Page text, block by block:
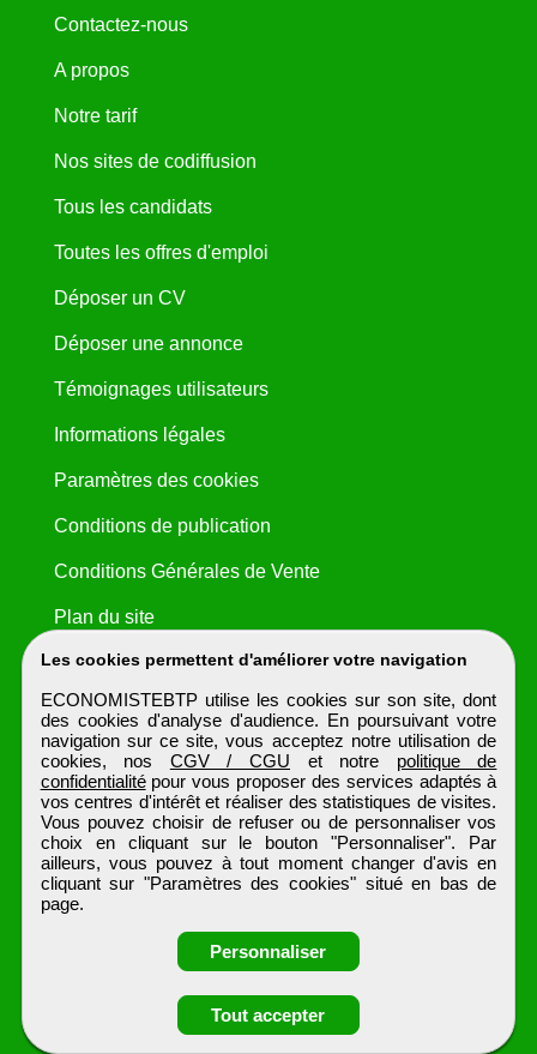
Obtenir ses
coordonnées
Les cookies permettent d'améliorer votre navigation
ECONOMISTEBTP utilise les cookies sur son site, dont
des cookies d'analyse d'audience. En poursuivant votre
navigation sur ce site, vous acceptez notre utilisation de
cookies, nos CGV / CGU et notre politique de
confidentialitépour vous proposer des services adaptés à
vos centres d'intérêt et réaliser des statistiques de visites.
Vous pouvez choisir de refuser ou de personnaliser vos
choix en cliquant sur le bouton "Personnaliser". Par
ailleurs, vous pouvez à tout moment changer d'avis en
cliquant sur "Paramètres des cookies" situé en bas de
page.
Personnaliser
Tout accepter
Contactez-nous
A propos
Notre tarif
Nos sites de codiffusion
Tous les candidats
Toutes les offres d'emploi
Déposer un CV
Déposer une annonce
Témoignages utilisateurs
Informations légales
Paramètres des cookies
Conditions de publication
Conditions Générales de Vente
Plan du site
ECONOMISTEBTP